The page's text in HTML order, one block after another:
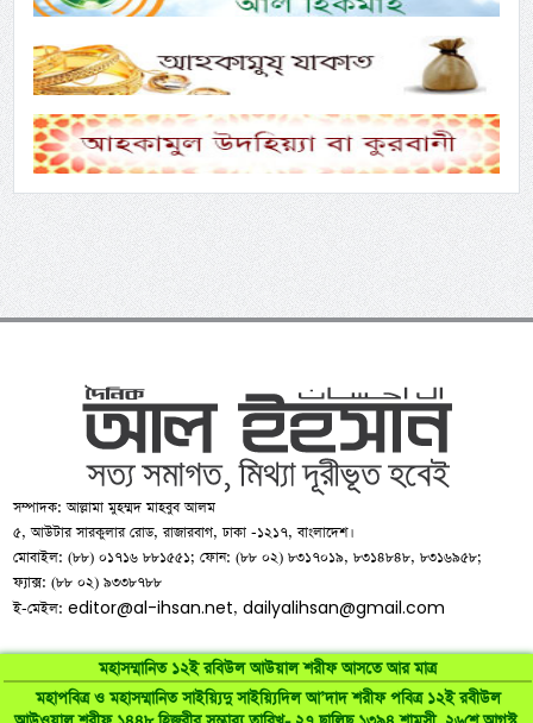
মহাসম্মানিত ১২ই রবিউল আউয়াল শরীফ আসতে আর মাত্র
মহাপবিত্র ও মহাসম্মানিত সাইয়্যিদু সাইয়্যিদিল আ’দাদ শরীফ পবিত্র ১২ই রবীউল
সম্পাদক: আল্লামা মুহম্মদ মাহবুব আলম
৫, আউটার সারকুলার রোড, রাজারবাগ, ঢাকা -১২১৭, বাংলাদেশ।
মোবাইল: (৮৮) ০১৭১৬ ৮৮১৫৫১; ফোন: (৮৮ ০২) ৮৩১৭০১৯, ৮৩১৪৮৪৮, ৮৩১৬৯৫৮;
ফ্যাক্স: (৮৮ ০২) ৯৩৩৮৭৮৮
ই-মেইল:editor@al-ihsan.net,dailyalihsan@gmail.com